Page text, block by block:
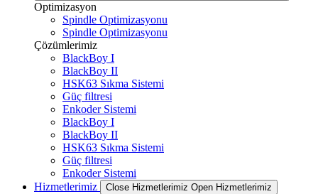
Optimizasyon
Spindle Optimizasyonu
Spindle Optimizasyonu
Çözümlerimiz
BlackBoy I
BlackBoy II
HSK63 Sıkma Sistemi
Güç filtresi
Enkoder Sistemi
BlackBoy I
BlackBoy II
HSK63 Sıkma Sistemi
Güç filtresi
Enkoder Sistemi
Hizmetlerimiz
Close Hizmetlerimiz Open Hizmetlerimiz